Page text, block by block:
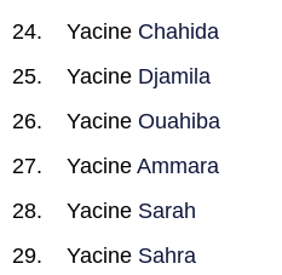
Yacine Chahida
Yacine Djamila
Yacine Ouahiba
Yacine Ammara
Yacine Sarah
Yacine Sahra